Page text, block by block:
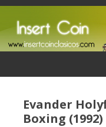
Evander
Boxing (1992)